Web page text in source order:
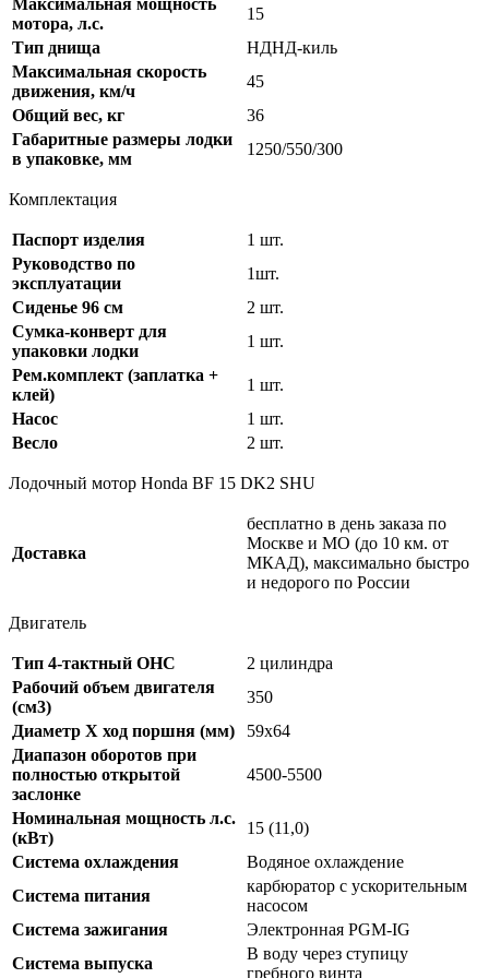
мотора, л.с.
15
Тип днища
НДНД-киль
Максимальная скорость
движения, км/ч
45
Общий вес, кг
36
Габаритные размеры лодки
в упаковке, мм
1250/550/300
Комплектация
Паспорт изделия
1 шт.
Руководство по
эксплуатации
1шт.
Сиденье 96 см
2 шт.
Сумка-конверт для
упаковки лодки
1 шт.
Рем.комплект (заплатка +
клей)
1 шт.
Насос
1 шт.
Весло
2 шт.
Лодочный мотор Honda BF 15 DK2 SHU
Доставка
бесплатно в день заказа по
Москве и МО (до 10 км. от
МКАД), максимально быстро
и недорого по России
Двигатель
Тип 4-тактный OHC
2 цилиндра
Рабочий объем двигателя
(см3)
350
Диаметр Х ход поршня (мм)
59х64
Диапазон оборотов при
полностью открытой
заслонке
4500-5500
Номинальная мощность л.с.
(кВт)
15 (11,0)
Система охлаждения
Водяное охлаждение
Система питания
карбюратор с ускорительным
насосом
Система зажигания
Электронная PGM-IG
Система выпуска
В воду через ступицу
гребного винта